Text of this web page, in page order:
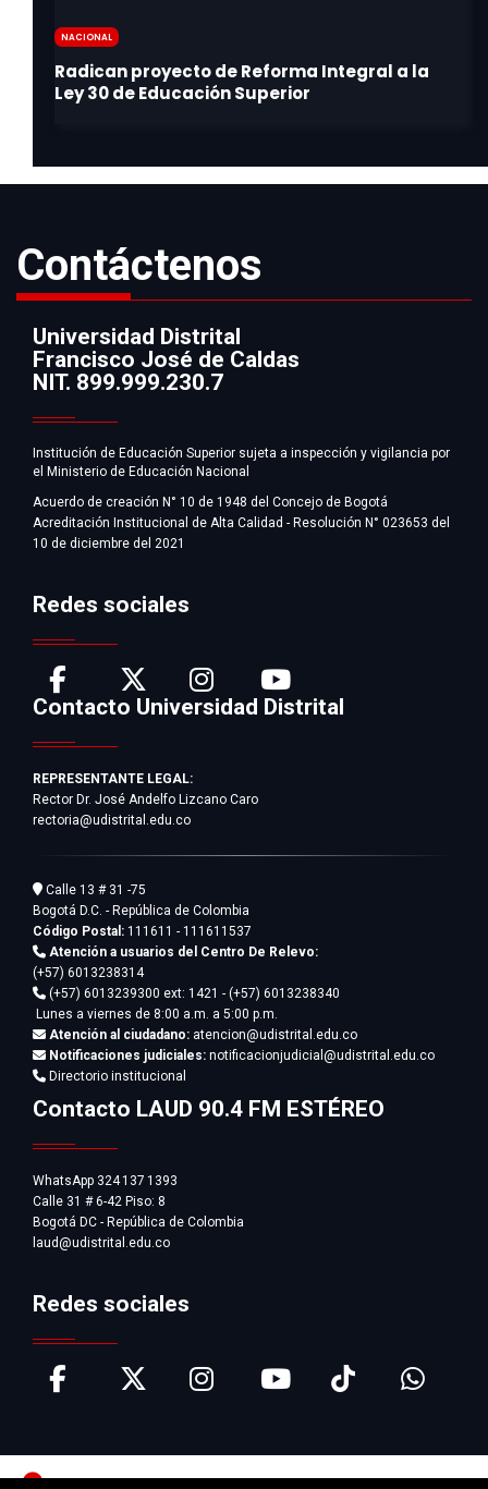
Nacional
Contáctenos
Información
Universidad Distrital
Francisco José de Caldas
NIT. 899.999.230.7
Institución de Educación Superior sujeta a inspección y vigilancia por
el Ministerio de Educación Nacional
Acuerdo de creación N° 10 de 1948 del Concejo de Bogotá
Acreditación Institucional de Alta Calidad - Resolución N° 023653 del
10 de diciembre del 2021
Redes sociales
Contacto Universidad Distrital
REPRESENTANTE LEGAL:
Rector Dr. José Andelfo Lizcano Caro
rectoria@udistrital.edu.co
Calle 13 # 31 -75
Bogotá D.C. - República de Colombia
Código Postal: 111611 - 111611537
Atención a usuarios del Centro De Relevo:
(+57) 6013238314
(+57) 6013239300 ext: 1421 - (+57) 6013238340
Lunes a viernes de 8:00 a.m. a 5:00 p.m.
Atención al ciudadano: atencion@udistrital.edu.co
Notificaciones judiciales: notificacionjudicial@udistrital.edu.co
Directorio institucional
Contacto LAUD 90.4 FM ESTÉREO
WhatsApp 324 137 1393
Calle 31 # 6-42 Piso: 8
Bogotá DC - República de Colombia
laud@udistrital.edu.co
Redes sociales
Pausar